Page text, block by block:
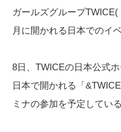
ガールズグループ
月に開かれる日本でのイ
8日、TWICEの日本公式
日本で開かれる「
ミナの参加を予定してい